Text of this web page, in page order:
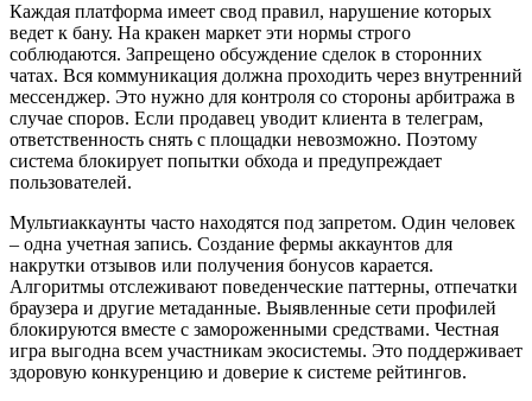
Каждая платформа имеет свод правил, нарушение которых
ведет к бану. На кракен маркет эти нормы строго
соблюдаются. Запрещено обсуждение сделок в сторонних
чатах. Вся коммуникация должна проходить через внутренний
мессенджер. Это нужно для контроля со стороны арбитража в
случае споров. Если продавец уводит клиента в телеграм,
ответственность снять с площадки невозможно. Поэтому
система блокирует попытки обхода и предупреждает
пользователей.
Мультиаккаунты часто находятся под запретом. Один человек
– одна учетная запись. Создание фермы аккаунтов для
накрутки отзывов или получения бонусов карается.
Алгоритмы отслеживают поведенческие паттерны, отпечатки
браузера и другие метаданные. Выявленные сети профилей
блокируются вместе с замороженными средствами. Честная
игра выгодна всем участникам экосистемы. Это поддерживает
здоровую конкуренцию и доверие к системе рейтингов.